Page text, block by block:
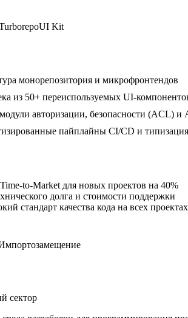
UI Kit
монорепозитория и микрофронтендов
из 50+ переиспользуемых UI-
авторизации, безопасности (ACL) и
пайплайны CI/CD и типизация
to-Market для новых проектов на 40%
долга и стоимости поддержки
стандарт качества кода на всех проектах
сектор